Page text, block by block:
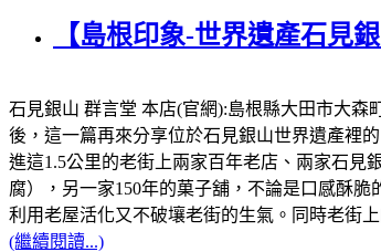
【島根印象-世界遺產石見
石見銀山 群言堂 本店(官網):島根縣大田市大森
後，這一篇再來分享位於石見銀山世界遺產裡
進這1.5公里的老街上兩家百年老店、兩家石見
腐），另一家150年的菓子舖，不論是口感酥
利用老屋活化又不破壤老街的生氣。同時老街
(繼續閱讀...)